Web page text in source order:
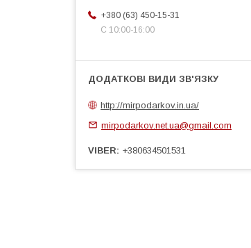
+380 (63) 450-15-31
С 10:00-16:00
http://mirpodarkov.in.ua/
mirpodarkov.net.ua@gmail.com
VIBER +380634501531